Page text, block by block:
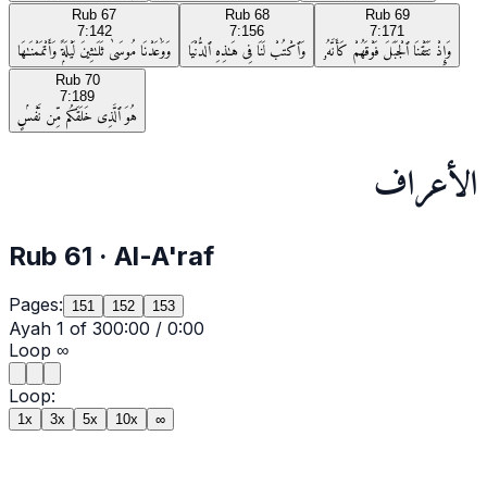
Rub 67
7:142
وَوَٰعَدْنَا مُوسَىٰ ثَلَـٰثِينَ لَيْلَةًۭ وَأَتْمَمْنَـٰهَا
Rub 68
7:156
وَٱكْتُبْ لَنَا فِى هَـٰذِهِ ٱلدُّنْيَا
Rub 69
7:171
وَإِذْ نَتَقْنَا ٱلْجَبَلَ فَوْقَهُمْ كَأَنَّهُۥ
Rub 70
7:189
هُوَ ٱلَّذِى خَلَقَكُم مِّن نَّفْسٍۢ
الأعراف
Rub 61 · Al-A'raf
Pages: 151 152 153
Ayah 1 of 300:00 / 0:00
Loop ∞
Loop:
1x 3x 5x 10x ∞